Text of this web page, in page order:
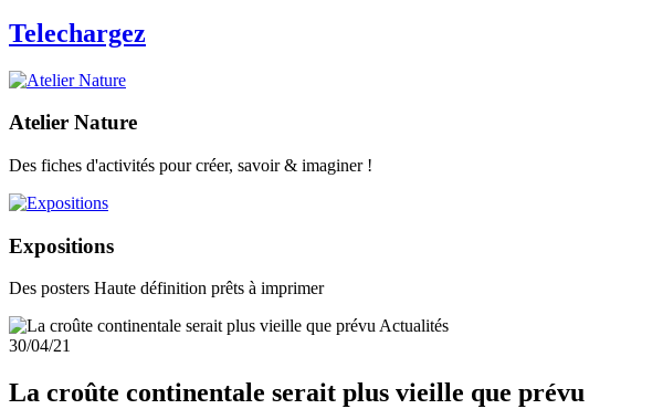
Telechargez
Atelier Nature
Des fiches d'activités pour créer, savoir & imaginer !
Expositions
Des posters Haute définition prêts à imprimer
Actualités
30/04/21
La croûte continentale serait plus vieille que prévu